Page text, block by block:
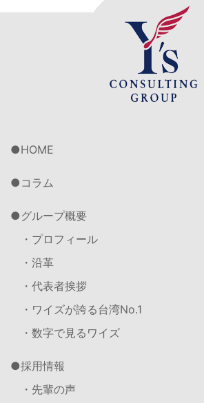
HOME
コラム
グループ概要
・プロフィール
・沿革
・代表者挨拶
・ワイズが誇る台湾No.1
・数字で見るワイズ
採用情報
・先輩の声